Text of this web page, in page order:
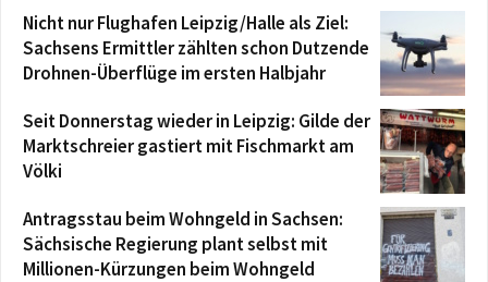
Nicht nur Flughafen Leipzig/Halle als Ziel:
Sachsens Ermittler zählten schon Dutzende
Drohnen-Überflüge im ersten Halbjahr
Seit Donnerstag wieder in Leipzig: Gilde der
Marktschreier gastiert mit Fischmarkt am
Völki
Antragsstau beim Wohngeld in Sachsen:
Sächsische Regierung plant selbst mit
Millionen-Kürzungen beim Wohngeld